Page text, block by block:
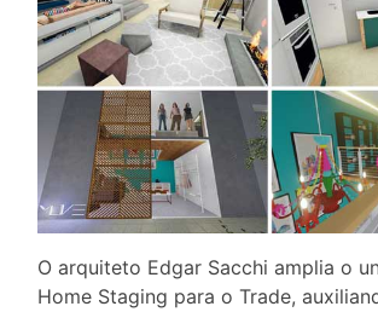
O arquiteto Edgar Sacchi amplia o
Home Staging para o Trade,